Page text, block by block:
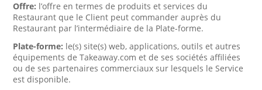
Offre: l’offre en termes de produits et services du
Restaurant que le Client peut commander auprès du
Restaurant par l’intermédiaire de la Plate-forme.
Plate-forme: le(s) site(s) web, applications, outils et autres
équipements de Takeaway.com et de ses sociétés affiliées
ou de ses partenaires commerciaux sur lesquels le Service
est disponible.